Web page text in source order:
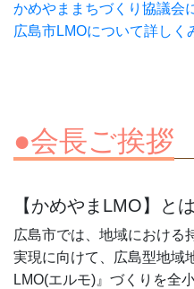
かめやままちづくり協議会
広島市LMOについて詳しく
●会長ご挨拶
【かめやまLMO】とは
広島市では、地域における
実現に向けて、広島型地域
LMO(エルモ)』づくりを全